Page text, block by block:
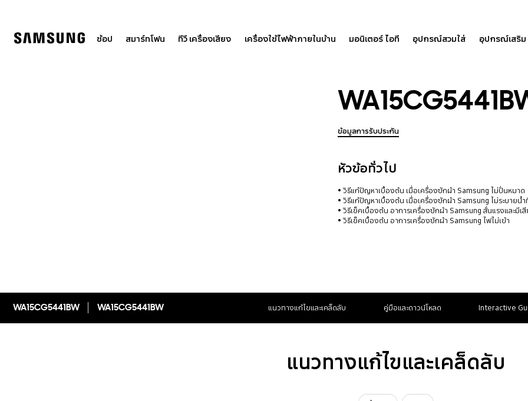
ช้อป สมาร์ทโฟน ทีวี เครื่องเสียง เครื่องใช้ไฟฟ้าภายในบ้าน มอนิเตอร์ ไอที อุปกรณ์สวมใส่ อุปกรณ์เสริม
ข้อมูลการรับประกัน
หัวข้อทั่วไป
วิธีแก้ปัญหาเบื้องต้น เมื่อเครื่องซักผ้า Samsung ไม่ปั่นหมาด
วิธีแก้ปัญหาเบื้องต้น เมื่อเครื่องซักผ้า Samsung ไม่ระบายน้ำ
วิธีเช็คเบื้องต้น อาการเครื่องซักผ้า Samsung สั่นแรงและมีเ
วิธีเช็คเบื้องต้น อาการเครื่องซักผ้า Samsung ไฟไม่เข้า
WA15CG5441BW WA15CG5441BW แนวทางแก้ไขและเคล็ดลับ คู่มือและดาวน์โหลด Interactive
แนวทางแก้ไขและเคล็ดลับ